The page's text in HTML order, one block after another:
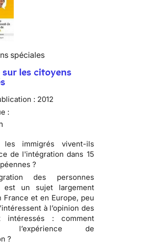
spéciales
sur les citoyens
: 2012
:
les immigrés vivent-ils
de l'intégration dans 15
?
des personnes
est un sujet largement
France et en Europe, peu
à l’opinion des
intéressés : comment
l’expérience de
?